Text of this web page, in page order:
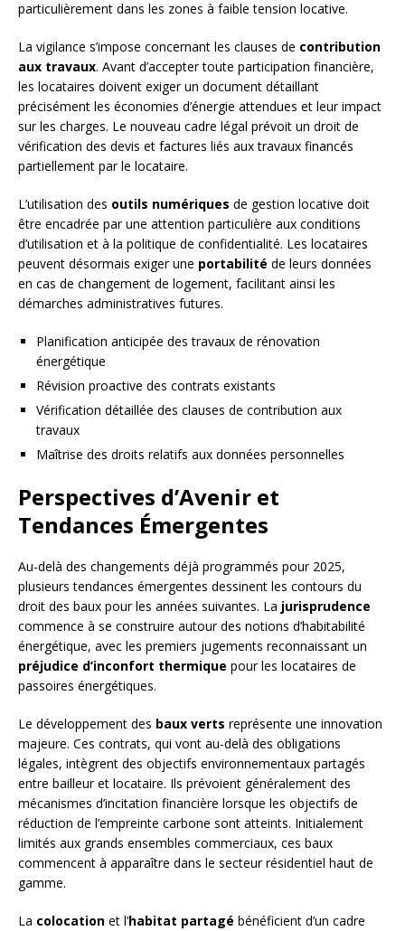
particulièrement dans les zones à faible tension locative.
La vigilance s’impose concernant les clauses de contribution
aux travaux. Avant d’accepter toute participation financière,
les locataires doivent exiger un document détaillant
précisément les économies d’énergie attendues et leur impact
sur les charges. Le nouveau cadre légal prévoit un droit de
vérification des devis et factures liés aux travaux financés
partiellement par le locataire.
L’utilisation des outils numériques de gestion locative doit
être encadrée par une attention particulière aux conditions
d’utilisation et à la politique de confidentialité. Les locataires
peuvent désormais exiger une portabilité de leurs données
en cas de changement de logement, facilitant ainsi les
démarches administratives futures.
Planification anticipée des travaux de rénovation
énergétique
Révision proactive des contrats existants
Vérification détaillée des clauses de contribution aux
travaux
Maîtrise des droits relatifs aux données personnelles
Perspectives d’Avenir et
Tendances Émergentes
Au-delà des changements déjà programmés pour 2025,
plusieurs tendances émergentes dessinent les contours du
droit des baux pour les années suivantes. La jurisprudence
commence à se construire autour des notions d’habitabilité
énergétique, avec les premiers jugements reconnaissant un
préjudice d’inconfort thermique pour les locataires de
passoires énergétiques.
Le développement des baux verts représente une innovation
majeure. Ces contrats, qui vont au-delà des obligations
légales, intègrent des objectifs environnementaux partagés
entre bailleur et locataire. Ils prévoient généralement des
mécanismes d’incitation financière lorsque les objectifs de
réduction de l’empreinte carbone sont atteints. Initialement
limités aux grands ensembles commerciaux, ces baux
commencent à apparaître dans le secteur résidentiel haut de
gamme.
La colocation et l’habitat partagé bénéficient d’un cadre